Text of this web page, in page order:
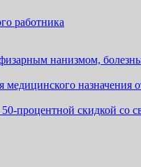
работника
нанизмом,
назначения
процентной скидкой со